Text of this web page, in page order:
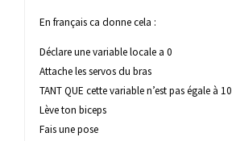
En français ca donne cela :
Déclare une variable locale a 0
Attache les servos du bras
TANT QUE cette variable n’est pas égale à 10
Lève ton biceps
Fais une pose